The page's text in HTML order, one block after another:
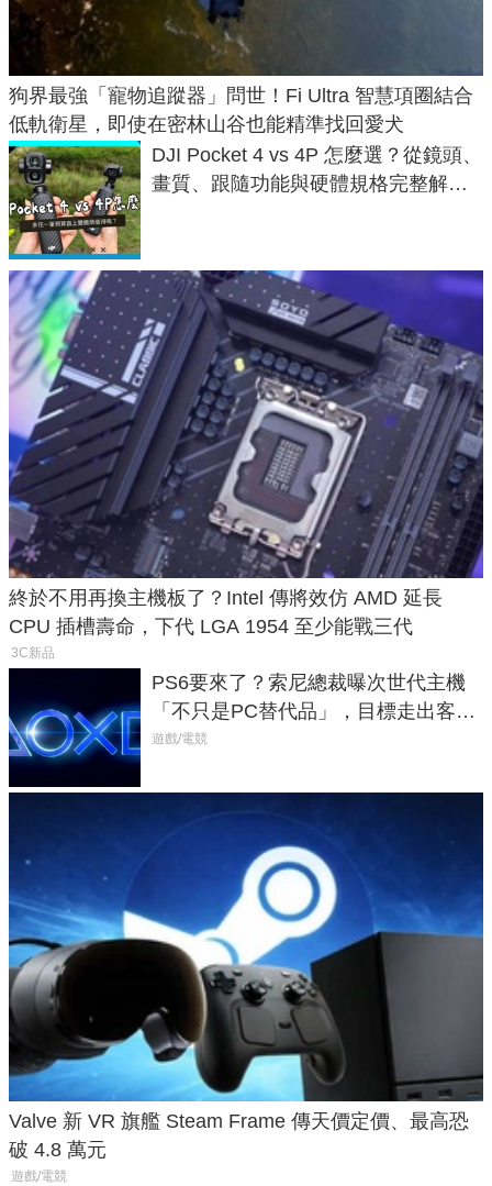
狗界最強「寵物追蹤器」問世！Fi Ultra 智慧項圈結合
低軌衛星，即使在密林山谷也能精準找回愛犬
DJI Pocket 4 vs 4P 怎麼選？從鏡頭、
畫質、跟隨功能與硬體規格完整解
終於不用再換主機板了？Intel 傳將效仿 AMD 延長
CPU 插槽壽命，下代 LGA 1954 至少能戰三代
3C新品
PS6要來了？索尼總裁曝次世代主機
「不只是PC替代品」，目標走出客
廳、進軍電競桌面
遊戲/電競
Valve 新 VR 旗艦 Steam Frame 傳天價定價、最高恐
破 4.8 萬元
遊戲/電競